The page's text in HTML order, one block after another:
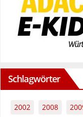
Schlagwörter
2002 2008